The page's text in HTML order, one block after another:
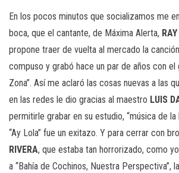
En los pocos minutos que socializamos me
boca, que el cantante, de Máxima Alerta,
propone traer de vuelta al mercado la canción
compuso y grabó hace un par de años con el
Zona”. Así me aclaró las cosas nuevas a las
en las redes le dio gracias al maestro LUIS
permitirle grabar en su estudio, “música de la
“Ay Lola” fue un exitazo. Y para cerrar con
RIVERA, que estaba tan horrorizado, como
a “Bahía de Cochinos, Nuestra Perspectiva”,